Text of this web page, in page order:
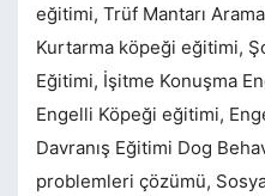
eğitimi, Trüf Mantarı
Kurtarma köpeği eğitimi,
Eğitimi, İşitme Konuşma
Engelli Köpeği eğitimi,
Davranış Eğitimi Dog
problemleri çözümü,